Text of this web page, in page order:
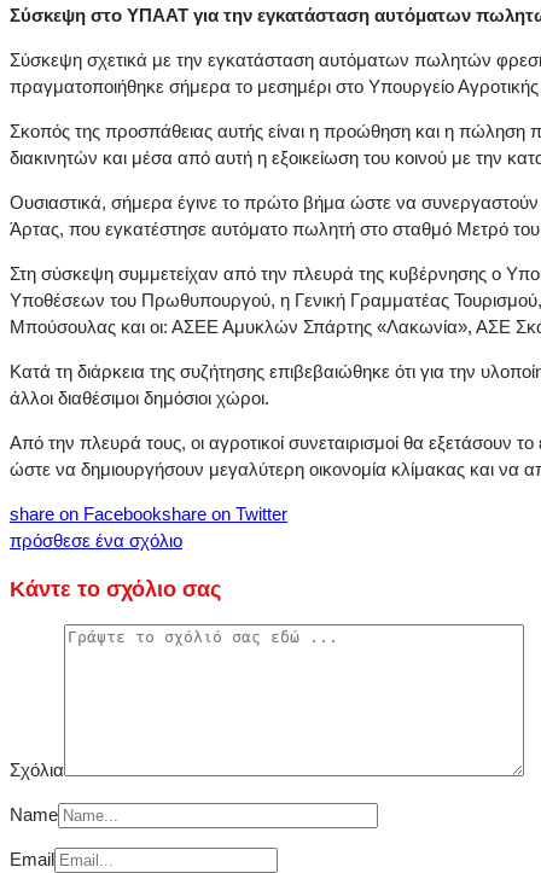
Σύσκεψη στο ΥΠΑΑΤ για την εγκατάσταση αυτόματων
Σύσκεψη σχετικά με την εγκατάσταση αυτόματων πωλητών
πραγματοποιήθηκε σήμερα το μεσημέρι στο Υπουργείο
Σκοπός της προσπάθειας αυτής είναι η προώθηση και η πώληση
διακινητών και μέσα από αυτή η εξοικείωση του κοινού με την
Ουσιαστικά, σήμερα έγινε το πρώτο βήμα ώστε να
Άρτας, που εγκατέστησε αυτόματο πωλητή στο σταθμό Μετρό
Στη σύσκεψη συμμετείχαν από την πλευρά της κυβέρνησης ο
Υποθέσεων του Πρωθυπουργού, η Γενική Γραμματέας Τουρισμού,
Μπούσουλας και οι: ΑΣΕΕ Αμυκλών Σπάρτης «Λακωνία», ΑΣΕ
Κατά τη διάρκεια της συζήτησης επιβεβαιώθηκε ότι για την
άλλοι διαθέσιμοι δημόσιοι χώροι.
Από την πλευρά τους, οι αγροτικοί συνεταιρισμοί θα εξετάσουν
ώστε να δημιουργήσουν μεγαλύτερη οικονομία κλίμακας και να
share on Facebookshare on Twitter
πρόσθεσε ένα σχόλιο
Κάντε το σχόλιο σας
Σχόλια
Name
Email